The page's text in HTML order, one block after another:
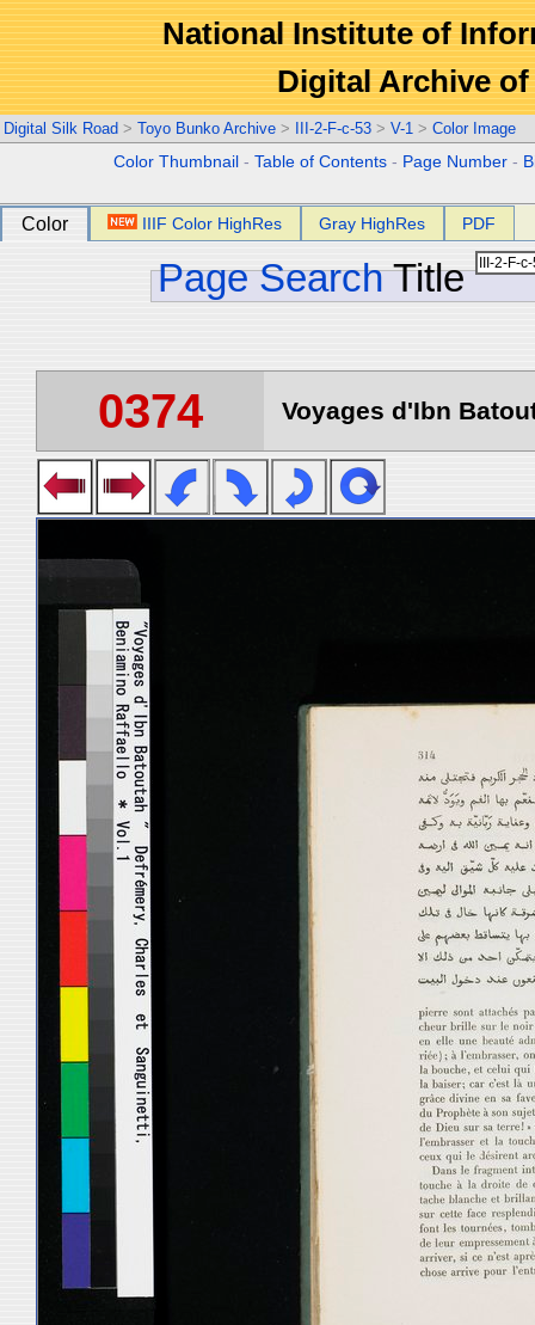
National Institute of
Digital Archive
Digital Silk Road > Toyo Bunko Archive > III-2-F-c-53 > V-1 > Color Image
Color Thumbnail -Table of Contents - Page Number -
Color IIIF Color HighRes Gray HighRes PDF
Page Search Title
0374 Voyages d'Ibn